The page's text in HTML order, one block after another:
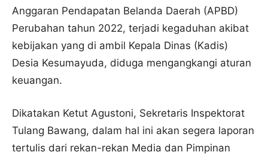
Anggaran Pendapatan Belanda Daerah (APBD)
Perubahan tahun 2022, terjadi kegaduhan akibat
kebijakan yang di ambil Kepala Dinas (Kadis)
Desia Kesumayuda, diduga mengangkangi aturan
keuangan.
Dikatakan Ketut Agustoni, Sekretaris Inspektorat
Tulang Bawang, dalam hal ini akan segera laporan
tertulis dari rekan-rekan Media dan Pimpinan